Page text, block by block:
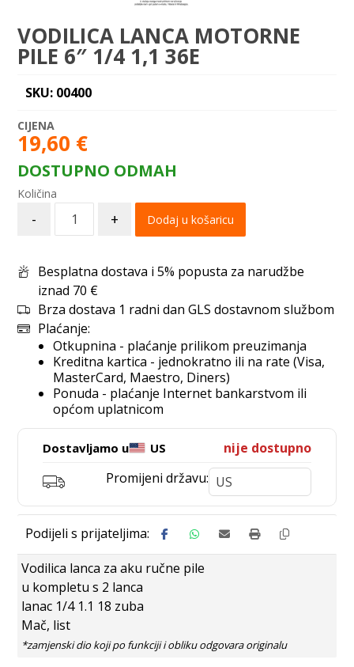
VODILICA LANCA MOTORNE
PILE 6″ 1/4 1,1 36E
SKU: 00400
19,60 €
DOSTUPNO ODMAH
- + Dodaj u košaricu
Besplatna dostava i 5% popusta za narudžbe
iznad 70 €
Brza dostava 1 radni dan GLS dostavnom službom
Plaćanje:
Otkupnina - plaćanje prilikom preuzimanja
Kreditna kartica - jednokratno ili na rate (Visa,
MasterCard, Maestro, Diners)
Ponuda - plaćanje Internet bankarstvom ili
općom uplatnicom
Dostavljamo u US
nije dostupno
Promijeni državu:
Vodilica lanca za aku ručne pile
u kompletu s 2 lanca
lanac 1/4 1.1 18 zuba
Mač, list